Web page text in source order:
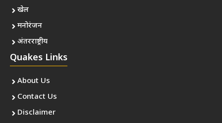
खेल
मनोरंजन
अंतरराष्ट्रीय
Quakes Links
About Us
Contact Us
Disclaimer